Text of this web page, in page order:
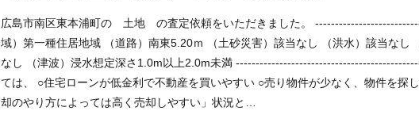
広島市南区東本浦町の 土地 の査定依頼をいただきました。 ----------------------------------------------------------------------------- （用途地
域）第一種住居地域 （道路）南東5.20ｍ （土砂災害）該当なし （洪水）該当なし
なし （津波）浸水想定深さ1.0m以上2.0m未満 ----------------------------------------------------------------------------- 現在の不動産市況につい
ては、 ○住宅ローンが低金利で不動産を買いやすい ○売り物件が少なく、物件を探している人が多い などの状況ですので、 「不動産売
却のやり方によっては高く売却しやすい」状況と…